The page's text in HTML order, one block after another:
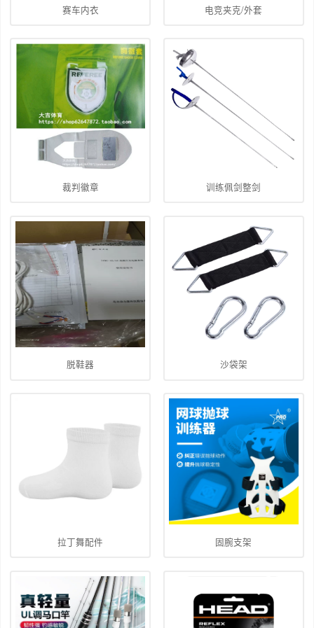
赛车内衣 电竞夹克/外套
裁判徽章 训练佩剑整剑
脱鞋器 沙袋架
拉丁舞配件 固腕支架